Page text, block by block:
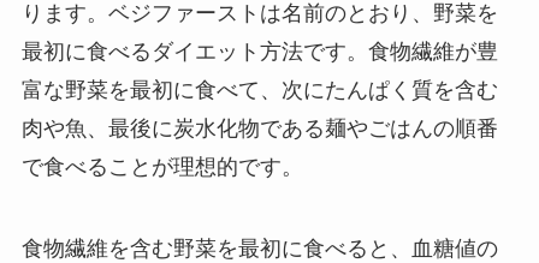
ります。ベジファーストは名前のとおり、野菜を
最初に食べるダイエット方法です。食物繊維が豊
富な野菜を最初に食べて、次にたんぱく質を含む
肉や魚、最後に炭水化物である麺やごはんの順番
で食べることが理想的です。
食物繊維を含む野菜を最初に食べると、血糖値の